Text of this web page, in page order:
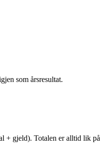
som årsresultat.
+ gjeld). Totalen er alltid lik på